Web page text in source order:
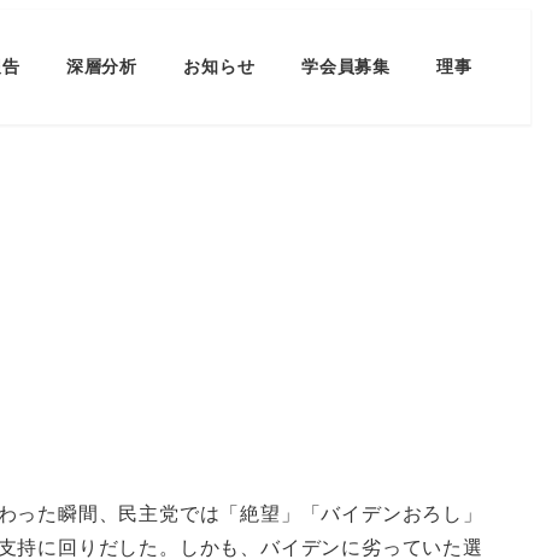
深層分析 お知らせ 学会員募集 理事
た瞬間、民主党では「絶望」「バイデンおろし」
持に回りだした。しかも、バイデンに劣っていた選